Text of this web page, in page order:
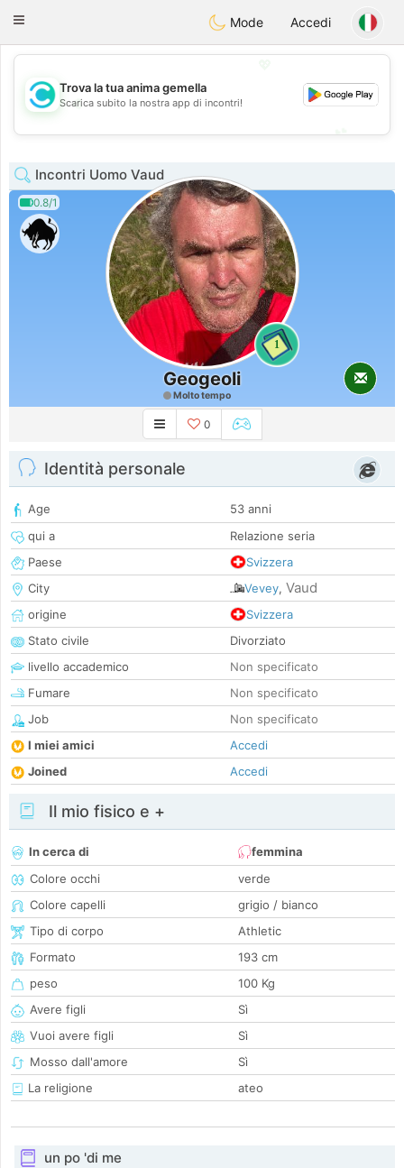
olombiaCitas
Toggle
Mode Accedi
💖
💕
Trova la tua anima gemella
Scarica subito la nostra app di incontri!
Incontri Uomo Vaud
0.8/1
1
Geogeoli
Molto tempo
0
Identità personale
Age
53 anni
qui a
Relazione seria
Paese
Svizzera
City
Vevey, Vaud
origine
Svizzera
Stato civile
Divorziato
livello accademico
Non specificato
Fumare
Non specificato
Job
Non specificato
I miei amici
Accedi
Joined
Accedi
Il mio fisico e +
In cerca di
femmina
Colore occhi
verde
Colore capelli
grigio / bianco
Tipo di corpo
Athletic
Formato
193 cm
peso
100 Kg
Avere figli
Sì
Vuoi avere figli
Sì
Mosso dall'amore
Sì
La religione
ateo
un po 'di me